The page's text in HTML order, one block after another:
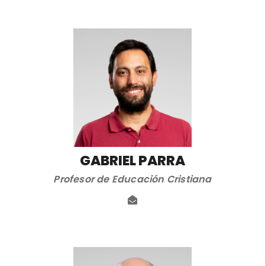
GABRIEL PARRA
Profesor de Educación Cristiana